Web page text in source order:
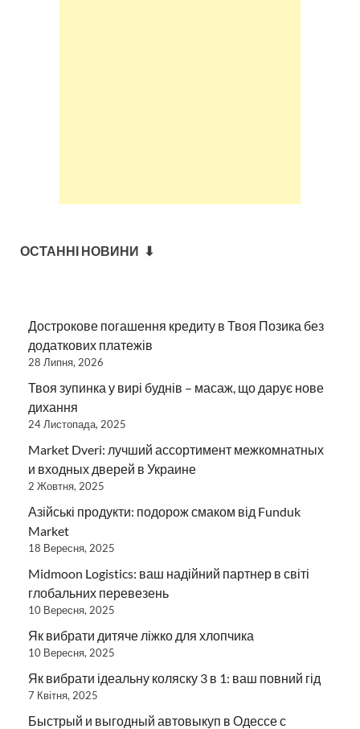
ОСТАННІ НОВИНИ ⬇
Дострокове погашення кредиту в Твоя Позика без
додаткових платежів
28 Липня, 2026
Твоя зупинка у вирі буднів – масаж, що дарує нове
дихання
24 Листопада, 2025
Market Dveri: лучший ассортимент межкомнатных
и входных дверей в Украине
2 Жовтня, 2025
Азійські продукти: подорож смаком від Funduk
Market
18 Вересня, 2025
Midmoon Logistics: ваш надійний партнер в світі
глобальних перевезень
10 Вересня, 2025
Як вибрати дитяче ліжко для хлопчика
10 Вересня, 2025
Як вибрати ідеальну коляску 3 в 1: ваш повний гід
7 Квітня, 2025
Быстрый и выгодный автовыкуп в Одессе с